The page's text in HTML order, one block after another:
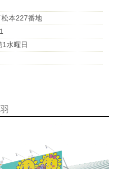
わり概要
ひまわり理念
設一覧
本227番地
1水曜日